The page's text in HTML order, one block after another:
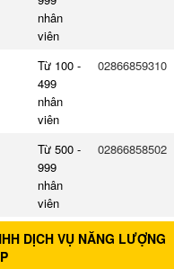
nhân
viên
Từ 100 -
499
nhân
viên
02866859310
Từ 500 -
999
nhân
viên
02866858502
DỊCH VỤ NĂNG LƯỢNG